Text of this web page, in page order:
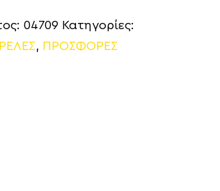
04709 Κατηγορίες:
, ΠΡΟΣΦΟΡΕΣ